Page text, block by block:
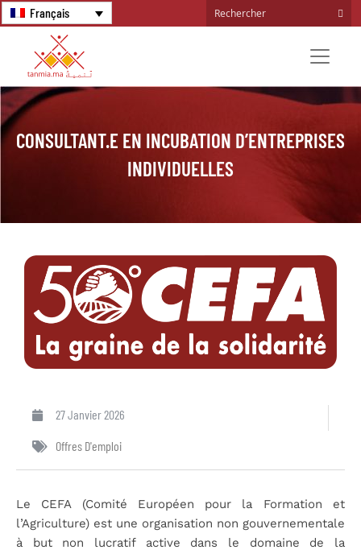
Français
CONSULTANT.E EN INCUBATION D’ENTREPRISES
INDIVIDUELLES
27 Janvier 2026
Offres D'emploi
Le CEFA (Comité Européen pour la Formation et
l’Agriculture) est une organisation non gouvernementale
à but non lucratif active dans le domaine de la